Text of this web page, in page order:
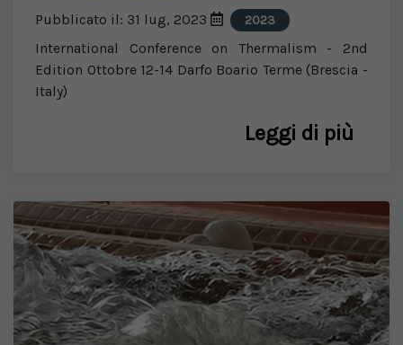
Pubblicato il: 31 lug, 2023 2023
International Conference on Thermalism - 2nd
Edition Ottobre 12-14 Darfo Boario Terme (Brescia -
Italy)
Leggi di più